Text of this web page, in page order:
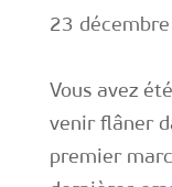
23
Vous avez
venir flâner
premier